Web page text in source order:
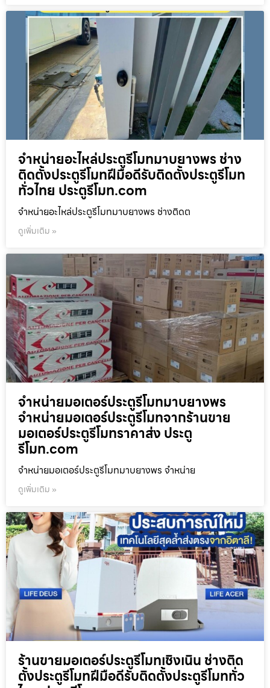
จำหน่ายอะไหล่ประตูรีโมทมาบยางพร ช่าง
ติดตั้งประตูรีโมทฝีมือดีรับติดตั้งประตูรีโมท
ทั่วไทย ประตูรีโมท.com
จำหน่ายอะไหล่ประตูรีโมทมาบยางพร ช่างติดต
ดูเพิ่มเติม »
จำหน่ายมอเตอร์ประตูรีโมทมาบยางพร
จำหน่ายมอเตอร์ประตูรีโมทจากร้านขาย
มอเตอร์ประตูรีโมทราคาส่ง ประตู
รีโมท.com
จำหน่ายมอเตอร์ประตูรีโมทมาบยางพร จำหน่าย
ดูเพิ่มเติม »
ร้านขายมอเตอร์ประตูรีโมทเชิงเนิน ช่างติด
ตั้งประตูรีโมทฝีมือดีรับติดตั้งประตูรีโมททั่ว